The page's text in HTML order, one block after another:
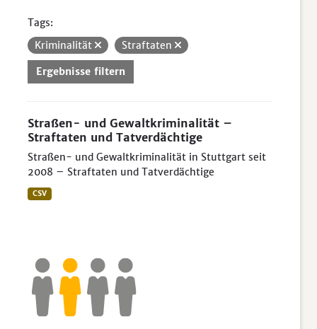
Tags:
Kriminalität
Straftaten
Ergebnisse filtern
Straßen- und Gewaltkriminalität –
Straftaten und Tatverdächtige
Straßen- und Gewaltkriminalität in Stuttgart seit
2008 – Straftaten und Tatverdächtige
CSV